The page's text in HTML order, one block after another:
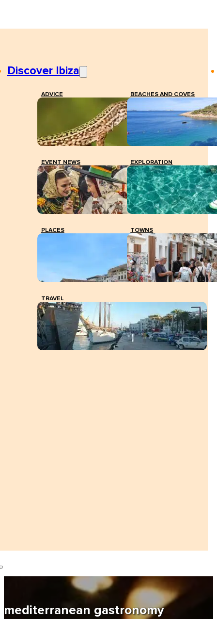
Discover Ibiza
ADVICE BEACHES AND COVES
EVENT NEWS EXPLORATION
PLACES TOWNS
TRAVEL
mediterranean gastronomy